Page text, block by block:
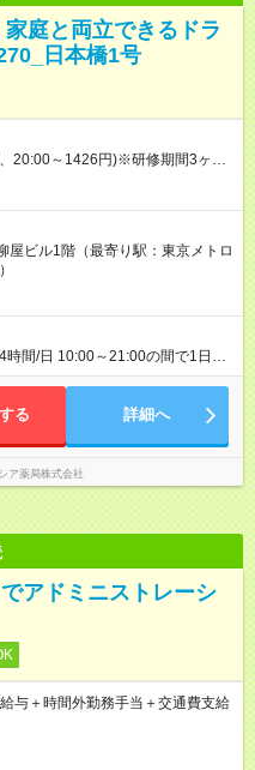
庭と両立できるドラ
日本橋1号
20:00～1426円)※研修期間3ヶ月
あり 社内試験合格後、時給＋50
期間あり：入社日
月 雇用形態、給与は本採用時と
屋ビル1階（最寄り駅：東京メトロ
時間/日 10:00～21:00の間で1日4
※勤務曜日応相談 ☆未経験・無資
る 詳細へ
ア薬局株式会社
アドミニストレーシ
与＋時間外勤務手当＋交通費支給